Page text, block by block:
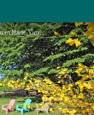
Larcs à Auphelle - Peyrat Le Chateau en Haute-Vienne (Nouvelle Aquitaine)_1 - Gîtes de France® Haute-Vienne